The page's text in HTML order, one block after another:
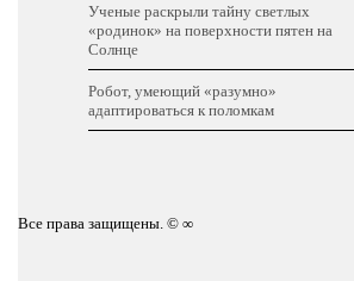
Ученые раскрыли тайну светлых
«родинок» на поверхности пятен на
Солнце
Робот, умеющий «разумно»
адаптироваться к поломкам
Все права защищены. © ∞